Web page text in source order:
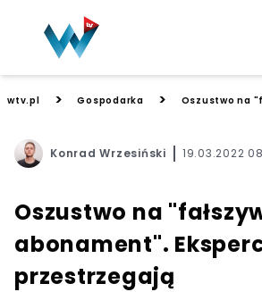
wtv.pl > Gospodarka > Oszustwo na
Konrad Wrzesiński 19.03.2022
Oszustwo na
abonament".
przestrzegają